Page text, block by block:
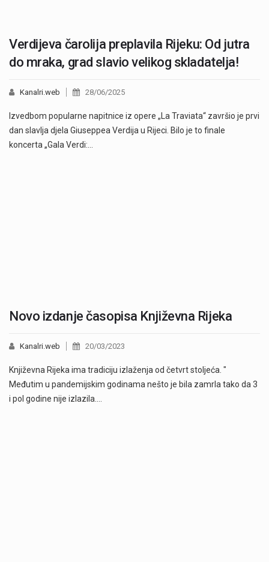
Verdijeva čarolija preplavila Rijeku: Od jutra
do mraka, grad slavio velikog skladatelja!
Kanalri.web 28/06/2025
Izvedbom popularne napitnice iz opere „La Traviata“ završio je prvi
dan slavlja djela Giuseppea Verdija u Rijeci. Bilo je to finale
koncerta „Gala Verdi:…
Novo izdanje časopisa Književna Rijeka
Kanalri.web 20/03/2023
Književna Rijeka ima tradiciju izlaženja od četvrt stoljeća. "
Međutim u pandemijskim godinama nešto je bila zamrla tako da 3
i pol godine nije izlazila.…